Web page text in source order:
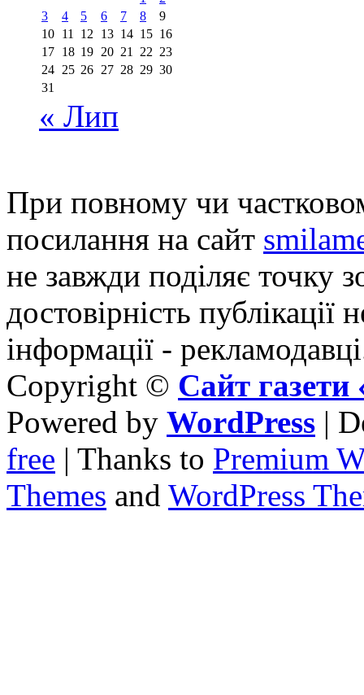
3
4 5 6 7 8
9
10 11 12 13 14 15 16
17 18 19 20 21 22 23
24 25 26 27 28 29 30
31
« Лип
При повному чи
посилання на сайт
не завжди поділяє точку
достовірність публікації
інформації -
Copyright © Сайт
Powered by WordPress |
free | Thanks to Premium
Themes and WordPress